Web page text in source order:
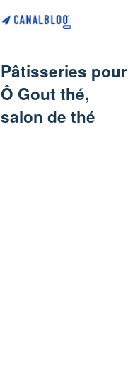
Pâtisseries pour
Ô Gout thé,
salon de thé